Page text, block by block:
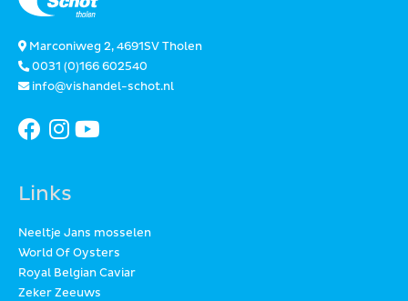
Marconiweg 2, 4691SV Tholen
0031 (0)166 602540
info@vishandel-schot.nl
Links
Neeltje Jans mosselen
World Of Oysters
Royal Belgian Caviar
Zeker Zeeuws